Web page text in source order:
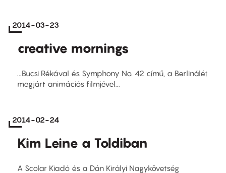
2014-03-23
creative mornings
...Bucsi Rékával és Symphony No. 42 című, a Berlinálét
megjárt animációs filmjével...
2014-02-24
Kim Leine a Toldiban
A Scolar Kiadó és a Dán Királyi Nagykövetség